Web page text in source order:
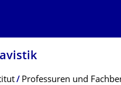
Professuren und